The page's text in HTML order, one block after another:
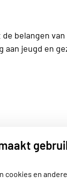
cookies en
belangen van
aan jeugd en